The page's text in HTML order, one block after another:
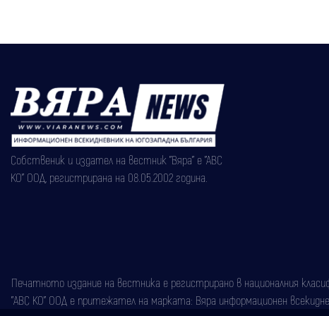
Собственик и издател на вестник "Вяра" е "АВС
КО" ООД, регистрирана на 08.05.2002 година.
Печатното издание на вестника е регистрирано в националния
"АВС КО" ООД е притежател на марката: Вяра информационен